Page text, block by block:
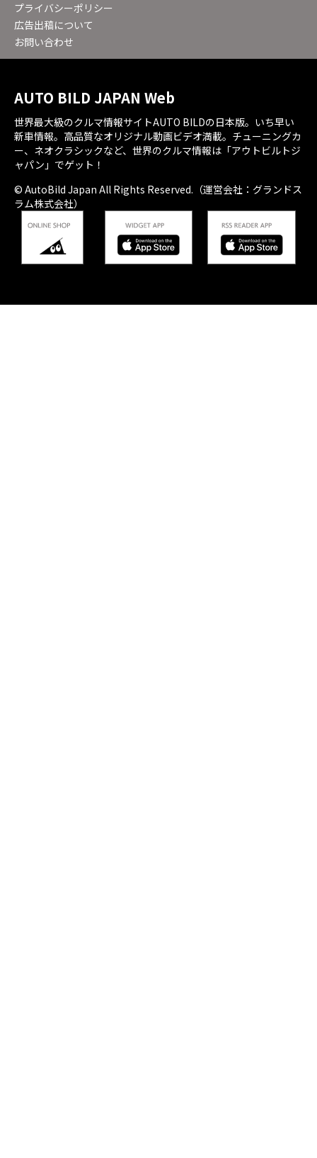
プライバシーポリシー
広告出稿について
お問い合わせ
AUTO BILD JAPAN Web
世界最大級のクルマ情報サイトAUTO BILDの日本版。いち早い
新車情報。高品質なオリジナル動画ビデオ満載。チューニングカ
ー、ネオクラシックなど、世界のクルマ情報は「アウトビルトジ
ャパン」でゲット！
© AutoBild Japan All Rights Reserved.（運営会社：グランドス
ラム株式会社）